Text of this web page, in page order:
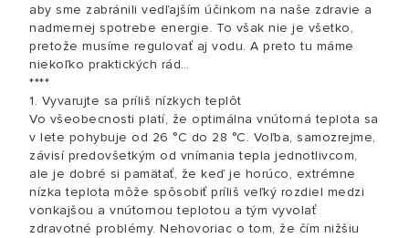
aby sme zabránili vedľajším účinkom na naše zdravie a
nadmernej spotrebe energie. To však nie je všetko,
pretože musíme regulovať aj vodu. A preto tu máme
niekoľko praktických rád…
****
1. Vyvarujte sa príliš nízkych teplôt
Vo všeobecnosti platí, že optimálna vnútorná teplota sa
v lete pohybuje od 26 °C do 28 °C. Voľba, samozrejme,
závisí predovšetkým od vnímania tepla jednotlivcom,
ale je dobré si pamätať, že keď je horúco, extrémne
nízka teplota môže spôsobiť príliš veľký rozdiel medzi
vonkajšou a vnútornou teplotou a tým vyvolať
zdravotné problémy. Nehovoriac o tom, že čím nižšiu